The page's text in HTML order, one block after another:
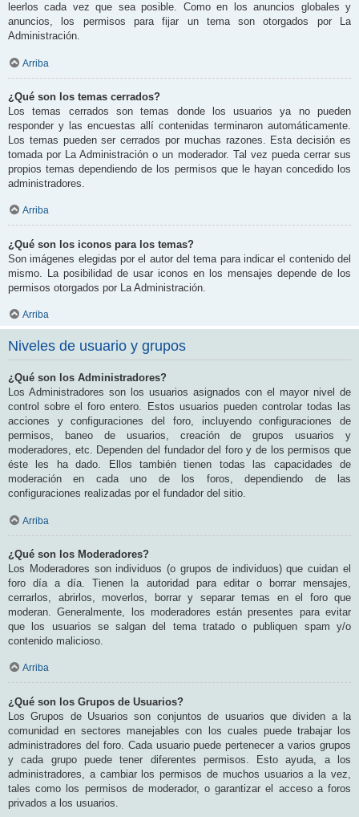
leerlos cada vez que sea posible. Como en los anuncios globales y
anuncios, los permisos para fijar un tema son otorgados por La
Administración.
Arriba
¿Qué son los temas cerrados?
Los temas cerrados son temas donde los usuarios ya no pueden
responder y las encuestas allí contenidas terminaron automáticamente.
Los temas pueden ser cerrados por muchas razones. Esta decisión es
tomada por La Administración o un moderador. Tal vez pueda cerrar sus
propios temas dependiendo de los permisos que le hayan concedido los
administradores.
Arriba
¿Qué son los iconos para los temas?
Son imágenes elegidas por el autor del tema para indicar el contenido del
mismo. La posibilidad de usar iconos en los mensajes depende de los
permisos otorgados por La Administración.
Arriba
Niveles de usuario y grupos
¿Qué son los Administradores?
Los Administradores son los usuarios asignados con el mayor nivel de
control sobre el foro entero. Estos usuarios pueden controlar todas las
acciones y configuraciones del foro, incluyendo configuraciones de
permisos, baneo de usuarios, creación de grupos usuarios y
moderadores, etc. Dependen del fundador del foro y de los permisos que
éste les ha dado. Ellos también tienen todas las capacidades de
moderación en cada uno de los foros, dependiendo de las
configuraciones realizadas por el fundador del sitio.
Arriba
¿Qué son los Moderadores?
Los Moderadores son individuos (o grupos de individuos) que cuidan el
foro día a día. Tienen la autoridad para editar o borrar mensajes,
cerrarlos, abrirlos, moverlos, borrar y separar temas en el foro que
moderan. Generalmente, los moderadores están presentes para evitar
que los usuarios se salgan del tema tratado o publiquen spam y/o
contenido malicioso.
Arriba
¿Qué son los Grupos de Usuarios?
Los Grupos de Usuarios son conjuntos de usuarios que dividen a la
comunidad en sectores manejables con los cuales puede trabajar los
administradores del foro. Cada usuario puede pertenecer a varios grupos
y cada grupo puede tener diferentes permisos. Esto ayuda, a los
administradores, a cambiar los permisos de muchos usuarios a la vez,
tales como los permisos de moderador, o garantizar el acceso a foros
privados a los usuarios.